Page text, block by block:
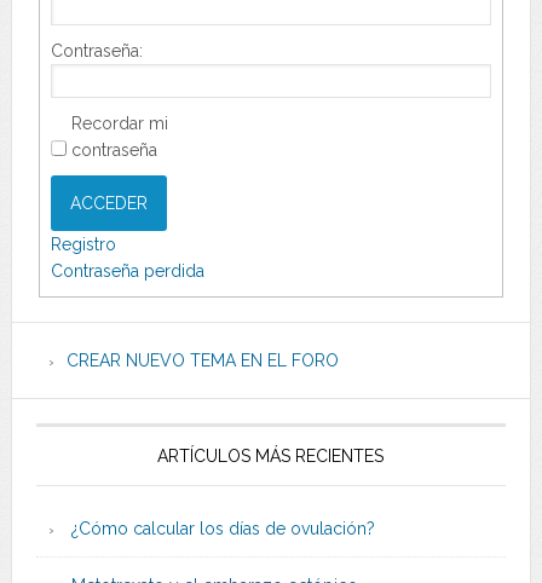
Contraseña:
Recordar mi
contraseña
ACCEDER
Registro
Contraseña perdida
CREAR NUEVO TEMA EN EL FORO
ARTÍCULOS MÁS RECIENTES
¿Cómo calcular los días de ovulación?